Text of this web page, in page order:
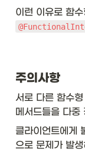
o
n:
:is
y}
\\
\
hl
in
e
주의사항
서로 다른 함수
메서드들을 다중
클라이언트에게
으로 문제가 발